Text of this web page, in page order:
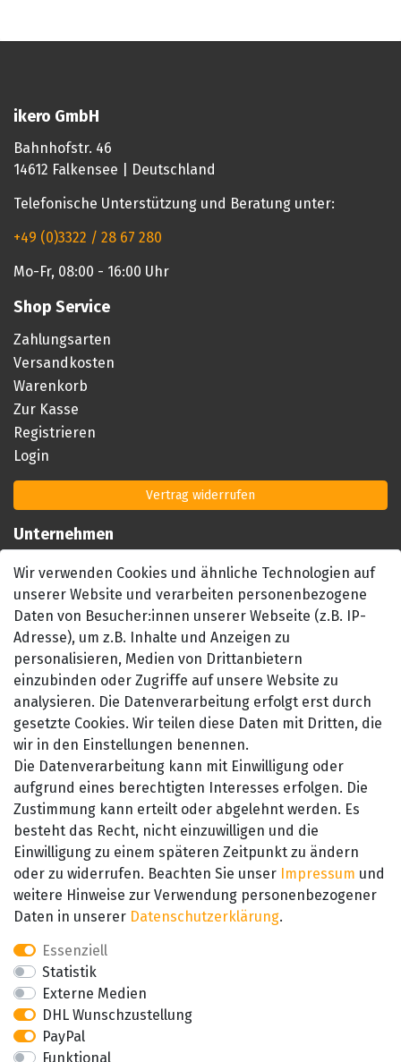
ikero GmbH
Bahnhofstr. 46
14612 Falkensee | Deutschland
Telefonische Unterstützung und Beratung unter:
+49 (0)3322 / 28 67 280
Mo-Fr, 08:00 - 16:00 Uhr
Shop Service
Zahlungsarten
Versandkosten
Warenkorb
Zur Kasse
Registrieren
Login
Vertrag widerrufen
Unternehmen
Impressum
AGB
Datenschutzerklärung
Barrierefreiheitserklärung
Widerrufsrecht
Kontakt
SEHR GUT
4.89 / 5
aus 657 Bewertungen
bei: amazon.de,
amazon.fr, amazon.it
Wir verwenden Cookies und ähnliche Technologien auf
unserer Website und verarbeiten personenbezogene
Daten von Besucher:innen unserer Webseite (z.B. IP-
Adresse), um z.B. Inhalte und Anzeigen zu
personalisieren, Medien von Drittanbietern
einzubinden oder Zugriffe auf unsere Website zu
analysieren. Die Datenverarbeitung erfolgt erst durch
gesetzte Cookies. Wir teilen diese Daten mit Dritten, die
wir in den Einstellungen benennen.
Die Datenverarbeitung kann mit Einwilligung oder
aufgrund eines berechtigten Interesses erfolgen. Die
Zustimmung kann erteilt oder abgelehnt werden. Es
besteht das Recht, nicht einzuwilligen und die
Einwilligung zu einem späteren Zeitpunkt zu ändern
oder zu widerrufen. Beachten Sie unser Impressum und
weitere Hinweise zur Verwendung personenbezogener
Daten in unserer Daten­schutz­erklärung.
Essenziell
Statistik
Externe Medien
DHL Wunschzustellung
PayPal
Funktional